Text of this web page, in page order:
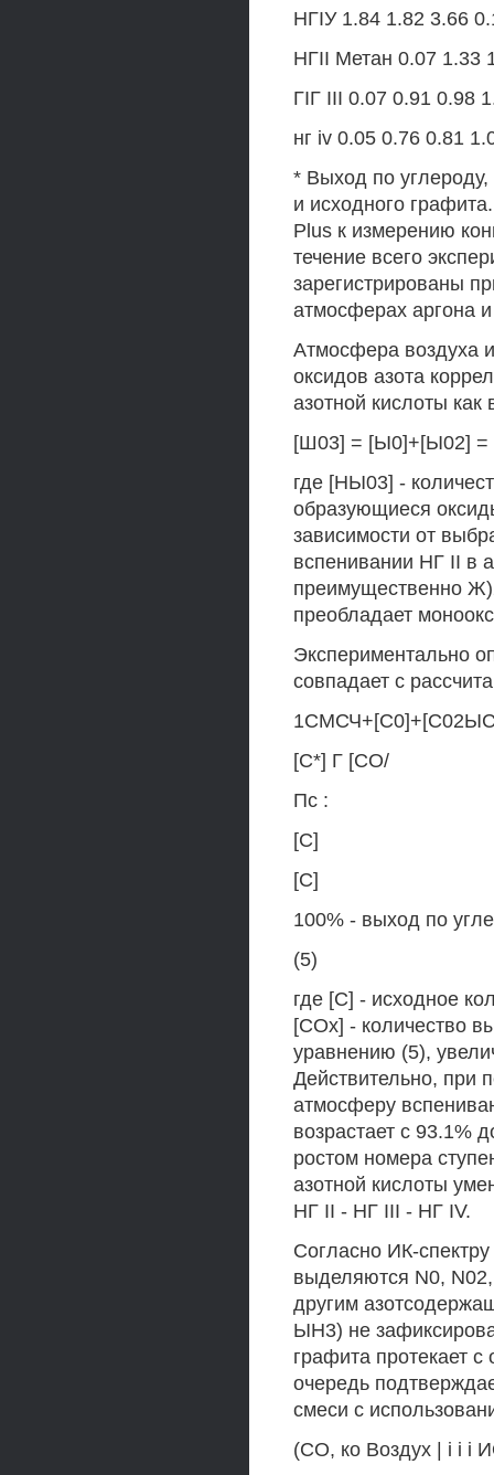
НГІУ 1.84 1.82 3.66
НГІІ Метан 0.07 1.33
ГІГ III 0.07 0.91 0.98
нг iv 0.05 0.76 0.81
* Выход по
и исходного
Plus к измерению
течение всего
зарегистрированы
атмосферах аргона
Атмосфера воздуха
оксидов азота
азотной кислоты как
[Ш03] = [Ы0]+[Ы02] =
где [НЫ03] -
образующиеся
зависимости от
вспенивании НГ II в
преимущественно
преобладает
Экспериментально
совпадает с
[С*] Г [СО/
Пс :
[С]
[С]
100% - выход по
(5)
где [С] - исходное
[СОх] - количество
уравнению (5),
Действительно, при
атмосферу
возрастает с 93.1%
ростом номера
азотной кислоты
НГ II - НГ III - НГ IV.
Согласно ИК-
выделяются N0,
другим
ЫН3) не
графита протекает
очередь
смеси с
(СО, ко Воздух | і і